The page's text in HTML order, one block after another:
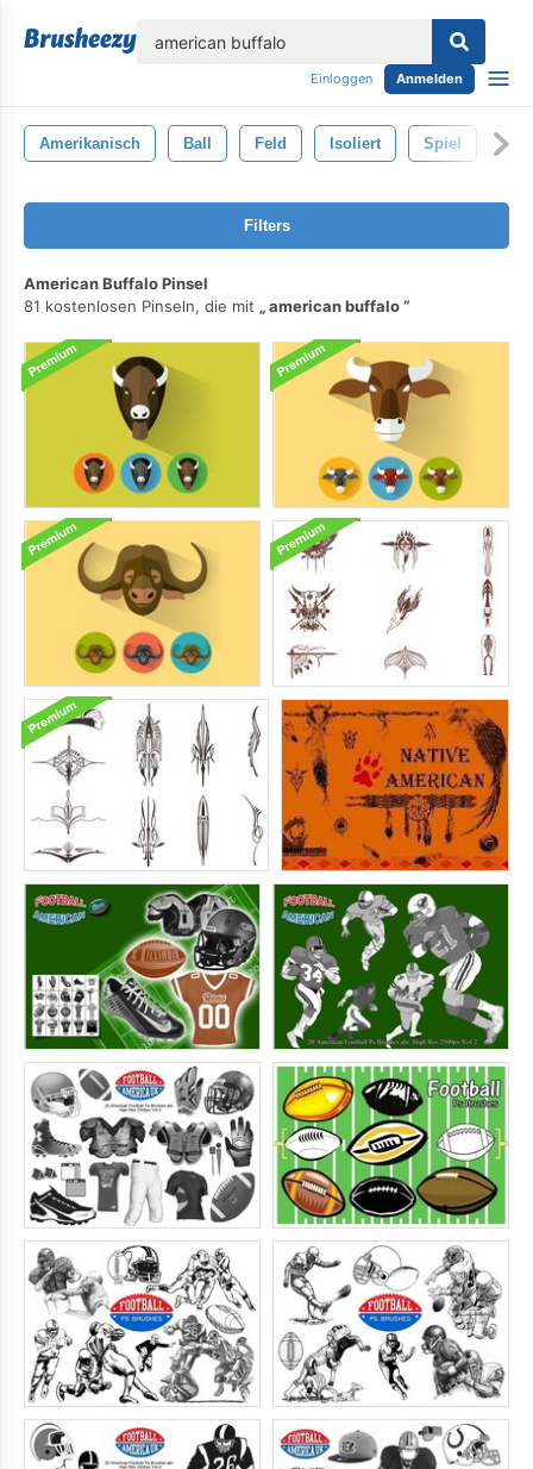
Einloggen Anmelden
Amerikanisch Ball Feld Isoliert Spiel
Filters
American Buffalo Pinsel
81 kostenlosen Pinseln, die mit
american buffalo